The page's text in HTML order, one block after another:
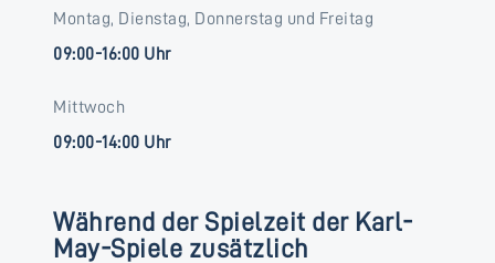
Montag, Dienstag, Donnerstag und Freitag
09:00-16:00 Uhr
Mittwoch
09:00-14:00 Uhr
Während der Spielzeit der Karl-
May-Spiele zusätzlich